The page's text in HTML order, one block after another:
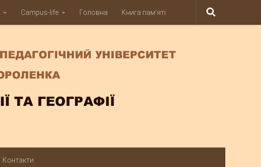
Campus-life Головна Книга пам’яті
Контакти